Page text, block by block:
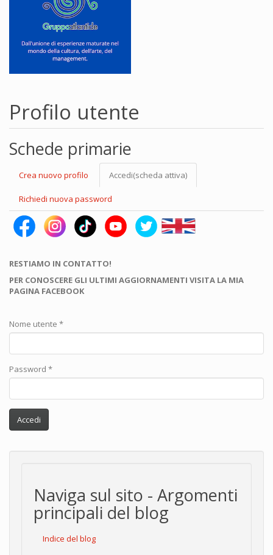
Profilo utente
Schede primarie
Crea nuovo profilo Accedi(scheda attiva)
Richiedi nuova password
RESTIAMO IN CONTATTO!
PER CONOSCERE GLI ULTIMI AGGIORNAMENTI VISITA LA MIA
PAGINA FACEBOOK
Nome utente *
Password *
Accedi
Naviga sul sito - Argomenti
principali del blog
Indice del blog